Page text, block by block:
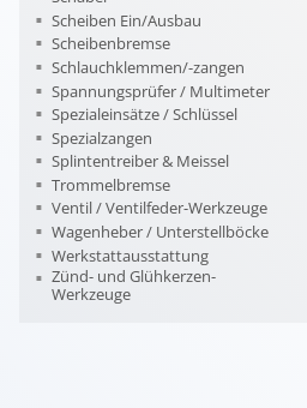
Scheiben Ein/Ausbau
Scheibenbremse
Schlauchklemmen/-zangen
Spannungsprüfer / Multimeter
Spezialeinsätze / Schlüssel
Spezialzangen
Splintentreiber & Meissel
Trommelbremse
Ventil / Ventilfeder-Werkzeuge
Wagenheber / Unterstellböcke
Werkstattausstattung
Zünd- und Glühkerzen-
Werkzeuge